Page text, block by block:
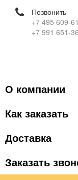
Позвонить
+7 495 609-
+7 991 651-
О компании
Как заказать
Доставка
Заказать